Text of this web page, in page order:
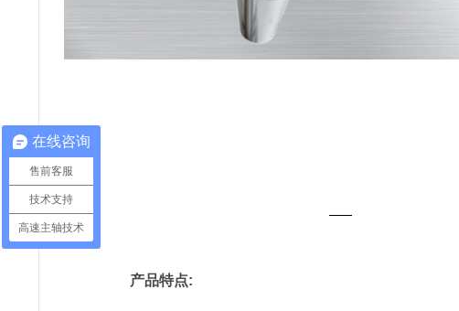
产品特点:
在线咨询
售前客服
技术支持
高速主轴技术